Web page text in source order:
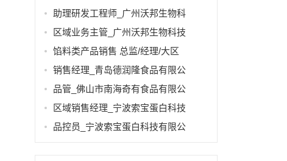
助理研发工程师_广州沃邦生物科
区域业务主管_广州沃邦生物科技
馅料类产品销售 总监/经理/大区
销售经理_青岛德润隆食品有限公
品管_佛山市南海奇有食品有限公
区域销售经理_宁波索宝蛋白科技
品控员_宁波索宝蛋白科技有限公